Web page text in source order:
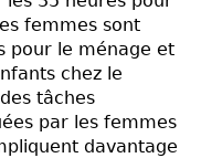
femmes sont
pour le ménage et
chez le
tâches
par les femmes
davantage